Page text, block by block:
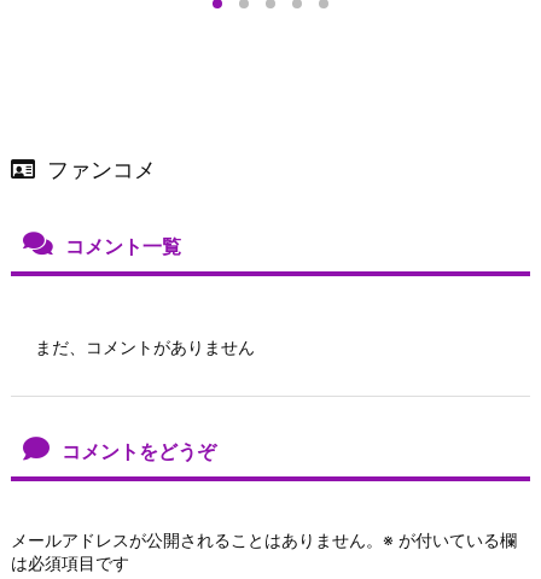
ファンコメ
コメント一覧
まだ、コメントがありません
コメントをどうぞ
メールアドレスが公開されることはありません。 ※ が付いている欄
は必須項目です